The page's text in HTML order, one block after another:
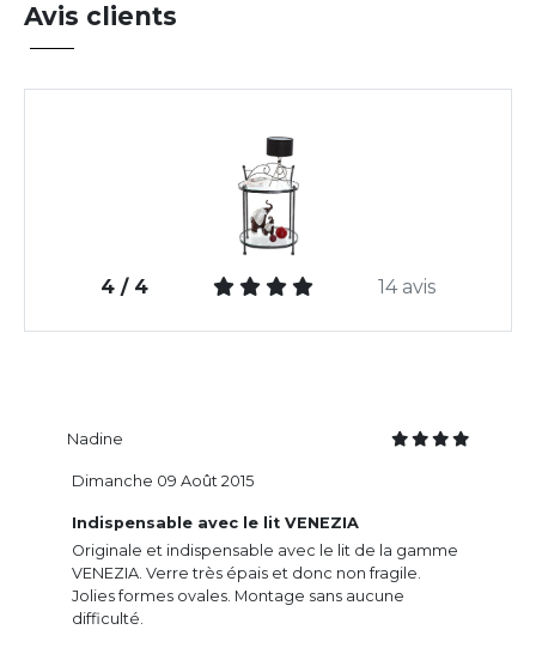
Avis clients
4 / 4 14 avis
Nadine
Indispensable avec le lit VENEZIA
Originale et indispensable avec le lit de la gamme
VENEZIA. Verre très épais et donc non fragile.
Jolies formes ovales. Montage sans aucune
difficulté.
Dimanche 09 Août 2015